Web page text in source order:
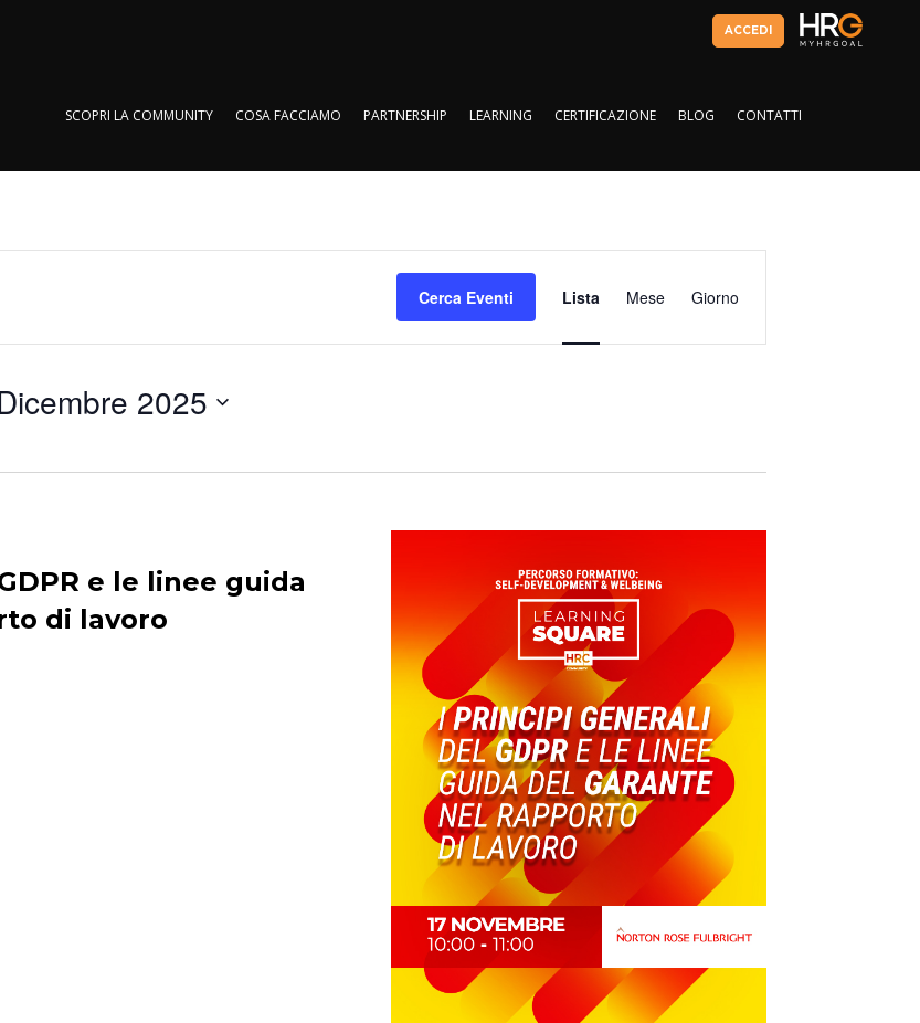
ACCEDI
SCOPRI LA COMMUNITY COSA FACCIAMO PARTNERSHIP LEARNING CERTIFICAZIONE BLOG CONTATTI
Cerca Eventi
Viste
Lista Mese Giorno
2025
e le linee guida
di lavoro
BLOG CONTATTI